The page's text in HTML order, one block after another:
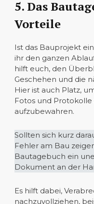
5. Das
Vorteile
Ist das Bauprojekt
ihr den ganzen
hilft euch, den
Geschehen und die
Hier ist auch Platz,
Fotos und
aufzubewahren.
Sollten sich kurz
Fehler am Bau
Bautagebuch ein
Dokument an der
Es hilft dabei,
nachzuvollziehen,